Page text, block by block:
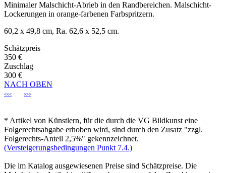
Minimaler Malschicht-Abrieb in den Randbereichen. Malschicht-
Lockerungen in orange-farbenen Farbspritzern.
60,2 x 49,8 cm, Ra. 62,6 x 52,5 cm.
Schätzpreis
350 €
Zuschlag
300 €
NACH OBEN
<<< >>>
* Artikel von Künstlern, für die durch die VG Bildkunst eine
Folgerechtsabgabe erhoben wird, sind durch den Zusatz "zzgl.
Folgerechts-Anteil 2,5%" gekennzeichnet.
(Versteigerungsbedingungen Punkt 7.4.)
Die im Katalog ausgewiesenen Preise sind Schätzpreise. Die